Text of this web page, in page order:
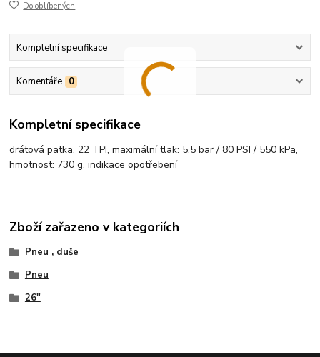
Do oblíbených
Kompletní specifikace
Komentáře 0
Kompletní specifikace
drátová patka, 22 TPI, maximální tlak: 5.5 bar / 80 PSI / 550 kPa,
hmotnost: 730 g, indikace opotřebení
Zboží zařazeno v kategoriích
Pneu , duše
Pneu
26"